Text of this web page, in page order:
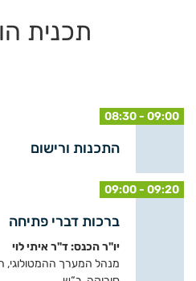
תכנית
08:30 - 09:00
התכנות ורישום
09:00 - 09:20
ברכות דברי פתיחה
יו"ר הכנס: ד"ר איתי לוי
מנהל המערך ההמטולוגי,